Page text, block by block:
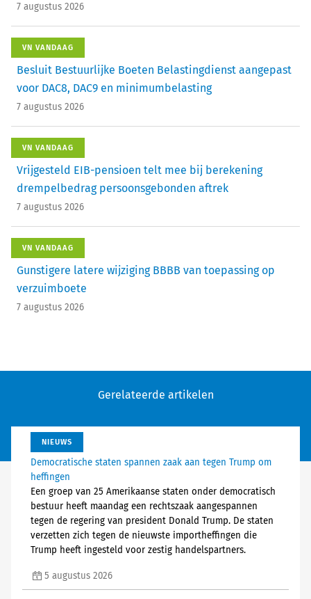
7 augustus 2026
VN VANDAAG
Besluit Bestuurlijke Boeten Belastingdienst aangepast
voor DAC8, DAC9 en minimumbelasting
7 augustus 2026
VN VANDAAG
Vrijgesteld EIB-pensioen telt mee bij berekening
drempelbedrag persoonsgebonden aftrek
7 augustus 2026
VN VANDAAG
Gunstigere latere wijziging BBBB van toepassing op
verzuimboete
7 augustus 2026
Gerelateerde artikelen
NIEUWS
Democratische staten spannen zaak aan tegen Trump om
heffingen
Een groep van 25 Amerikaanse staten onder democratisch
bestuur heeft maandag een rechtszaak aangespannen
tegen de regering van president Donald Trump. De staten
verzetten zich tegen de nieuwste importheffingen die
Trump heeft ingesteld voor zestig handelspartners.
5 augustus 2026